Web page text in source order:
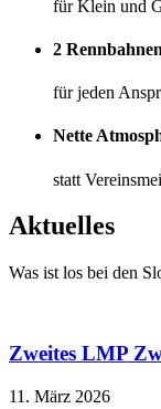
für Klein und
2 Rennbahnen
für jeden
Nette
statt
Aktuelles
Was ist los bei den
Zweites LMP
11. März 2026